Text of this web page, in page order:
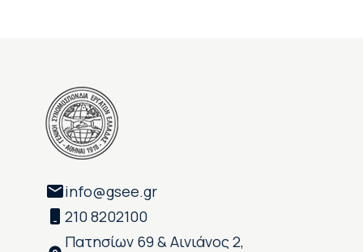
info@gsee.gr
210 8202100
Πατησίων 69 & Αινιάνος 2,